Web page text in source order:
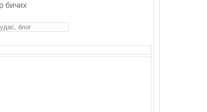
бичих